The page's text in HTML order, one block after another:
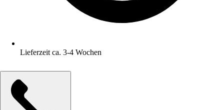
Lieferzeit ca. 3-4 Wochen